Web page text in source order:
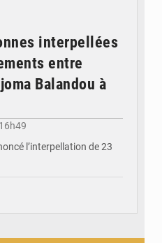
interpellées
entre
Balandou à
l’interpellation de 23